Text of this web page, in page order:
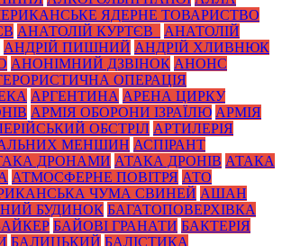
ЯДЕРНЕ ТОВАРИСТВО
АНАТОЛІЙ КУРТЄВ_
АНАТОЛІЙ
АНДРІЙ ПИШНИЙ АНДРІЙ ХЛИВНЮК
АНОНІМНИЙ ДЗВІНОК АНОНС
ОПЕРАЦІЯ
АРГЕНТИНА АРЕНА ЦИРКУ
АРМІЯ ОБОРОНИ ІЗРАЇЛЮ АРМІЯ
ОБСТРІЛ АРТИЛЕРІЯ
МЕНШИН АСПІРАНТ
ДРОНАМИ АТАКА ДРОНІВ АТАКА
АТМОСФЕРНЕ ПОВІТРЯ АТО
ЧУМА СВИНЕЙ АШАН
БУДИНОК БАГАТОПОВЕРХІВКА
БАЙОВІ ГРАНАТИ БАКТЕРІЯ
БАЛИЦЬКИЙ БАЛІСТИКА